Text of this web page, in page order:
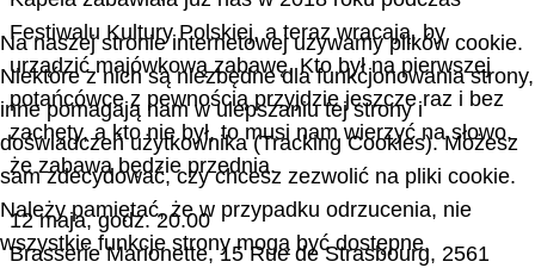
Festiwalu Kultury Polskiej, a teraz wracają, by
urządzić majówkową zabawę. Kto był na pierwszej
potańcówce z pewnością przyjdzie jeszcze raz i bez
zachęty, a kto nie był, to musi nam wierzyć na słowo,
że zabawa będzie przednia.
12 maja, godz. 20.00
Brasserie Marionette, 15 Rue de Strasbourg, 2561
Na naszej stronie internetowej używamy plików cookie.
Niektóre z nich są niezbędne dla funkcjonowania strony,
inne pomagają nam w ulepszaniu tej strony i
doświadczeń użytkownika (Tracking Cookies). Możesz
sam zdecydować, czy chcesz zezwolić na pliki cookie.
Należy pamiętać, że w przypadku odrzucenia, nie
wszystkie funkcje strony mogą być dostępne.